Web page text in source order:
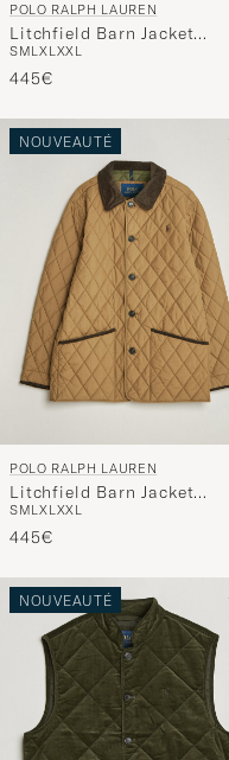
POLO RALPH LAUREN
Litchfield Barn Jacket
Collection Navy
SMLXLXXL
445€
NOUVEAUTÉ
POLO RALPH LAUREN
Litchfield Barn Jacket
Honey Brown
SMLXLXXL
445€
NOUVEAUTÉ